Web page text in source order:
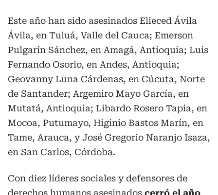
Este año han sido asesinados Elieced Ávila
Ávila, en Tuluá, Valle del Cauca; Emerson
Pulgarín Sánchez, en Amagá, Antioquia; Luis
Fernando Osorio, en Andes, Antioquia;
Geovanny Luna Cárdenas, en Cúcuta, Norte
de Santander; Argemiro Mayo García, en
Mutatá, Antioquia; Libardo Rosero Tapia, en
Mocoa, Putumayo, Higinio Bastos Marín, en
Tame, Arauca, y José Gregorio Naranjo Isaza,
en San Carlos, Córdoba.
Con diez líderes sociales y defensores de
derechos humanos asesinados cerró el año